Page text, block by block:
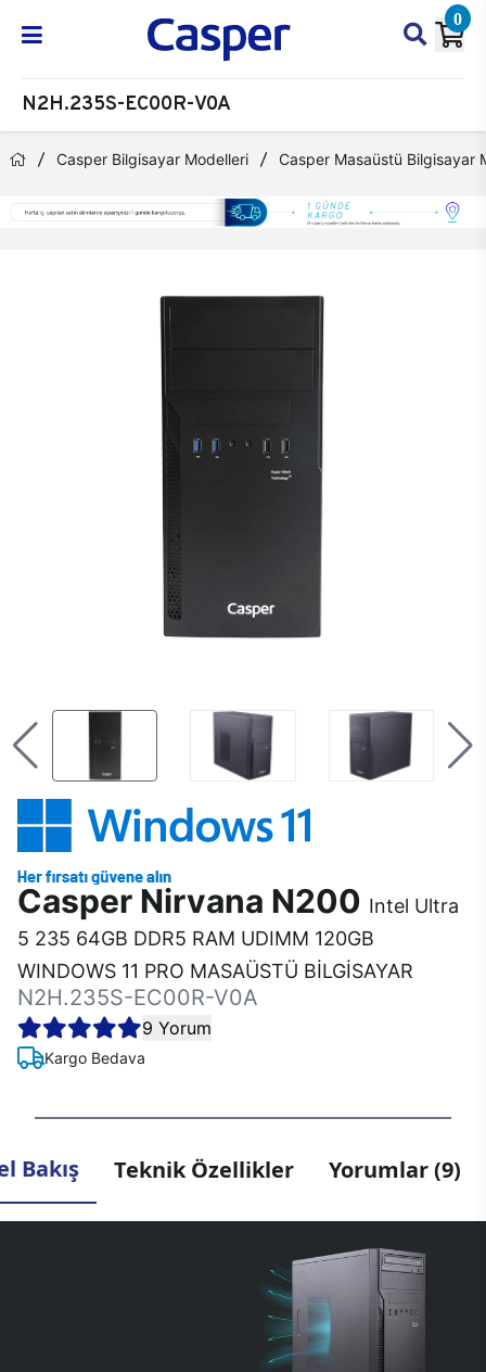
0
N2H.235S-EC00R-V0A
Casper Bilgisayar Modelleri Casper Masaüstü Bilgisayar
Casper Nirvana N200 Intel Ultra
5 235 64GB DDR5 RAM UDIMM 120GB
WINDOWS 11 PRO MASAÜSTÜ BİLGİSAYAR
N2H.235S-EC00R-V0A
9 Yorum
Kargo Bedava
Bakış Teknik Özellikler Yorumlar (9)